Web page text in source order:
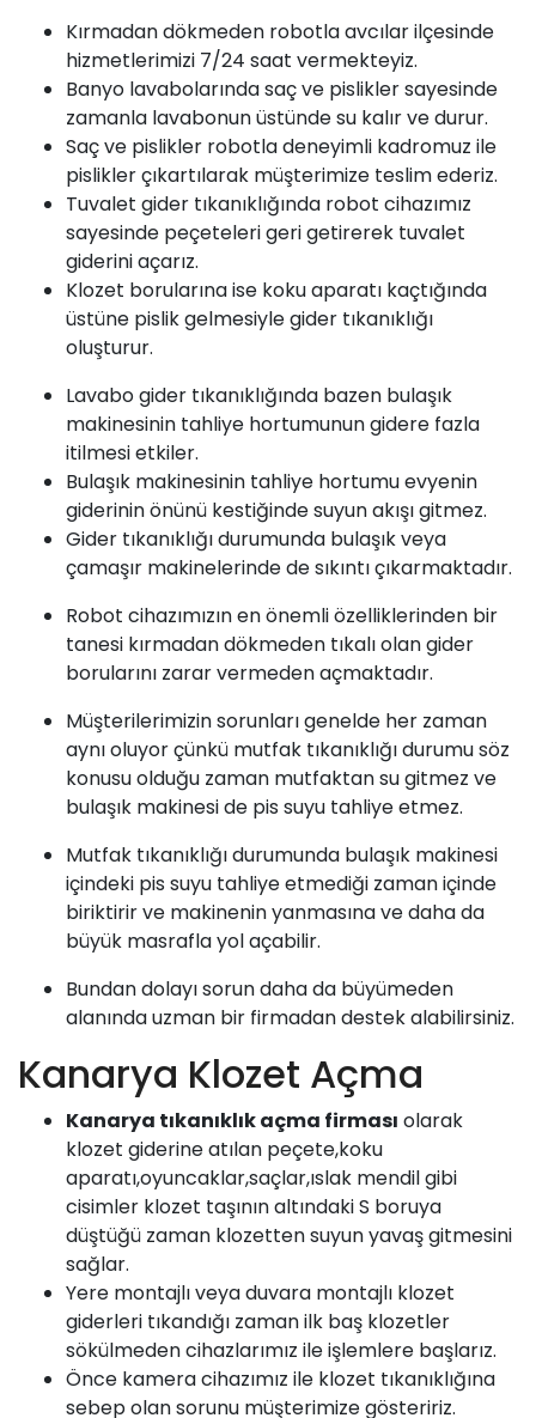
Kırmadan dökmeden robotla avcılar ilçesinde
hizmetlerimizi 7/24 saat vermekteyiz.
Banyo lavabolarında saç ve pislikler sayesinde
zamanla lavabonun üstünde su kalır ve durur.
Saç ve pislikler robotla deneyimli kadromuz ile
pislikler çıkartılarak müşterimize teslim ederiz.
Tuvalet gider tıkanıklığında robot cihazımız
sayesinde peçeteleri geri getirerek tuvalet
giderini açarız.
Klozet borularına ise koku aparatı kaçtığında
üstüne pislik gelmesiyle gider tıkanıklığı
oluşturur.
Lavabo gider tıkanıklığında bazen bulaşık
makinesinin tahliye hortumunun gidere fazla
itilmesi etkiler.
Bulaşık makinesinin tahliye hortumu evyenin
giderinin önünü kestiğinde suyun akışı gitmez.
Gider tıkanıklığı durumunda bulaşık veya
çamaşır makinelerinde de sıkıntı çıkarmaktadır.
Robot cihazımızın en önemli özelliklerinden bir
tanesi kırmadan dökmeden tıkalı olan gider
borularını zarar vermeden açmaktadır.
Müşterilerimizin sorunları genelde her zaman
aynı oluyor çünkü mutfak tıkanıklığı durumu söz
konusu olduğu zaman mutfaktan su gitmez ve
bulaşık makinesi de pis suyu tahliye etmez.
Mutfak tıkanıklığı durumunda bulaşık makinesi
içindeki pis suyu tahliye etmediği zaman içinde
biriktirir ve makinenin yanmasına ve daha da
büyük masrafla yol açabilir.
Bundan dolayı sorun daha da büyümeden
alanında uzman bir firmadan destek alabilirsiniz.
Kanarya Klozet Açma
Kanarya tıkanıklık açma firması olarak
klozet giderine atılan peçete,koku
aparatı,oyuncaklar,saçlar,ıslak mendil gibi
cisimler klozet taşının altındaki S boruya
düştüğü zaman klozetten suyun yavaş gitmesini
sağlar.
Yere montajlı veya duvara montajlı klozet
giderleri tıkandığı zaman ilk baş klozetler
sökülmeden cihazlarımız ile işlemlere başlarız.
Önce kamera cihazımız ile klozet tıkanıklığına
sebep olan sorunu müşterimize gösteririz.